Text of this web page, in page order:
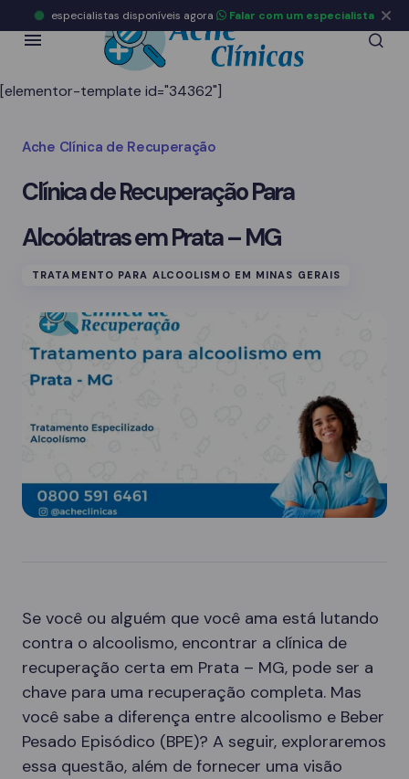
[elementor-template id="34362"]
Ache Clínica de Recuperação
Clínica de Recuperação Para
Alcoólatras em Prata – MG
TRATAMENTO PARA ALCOOLISMO EM MINAS GERAIS
Se você ou alguém que você ama está lutando
contra o alcoolismo, encontrar a clínica de
recuperação certa em Prata – MG, pode ser a
chave para uma recuperação completa. Mas
você sabe a diferença entre alcoolismo e Beber
Pesado Episódico (BPE)? A seguir, exploraremos
essa questão, além de fornecer uma visão
especialistas disponíveis agora Falar com um especialista